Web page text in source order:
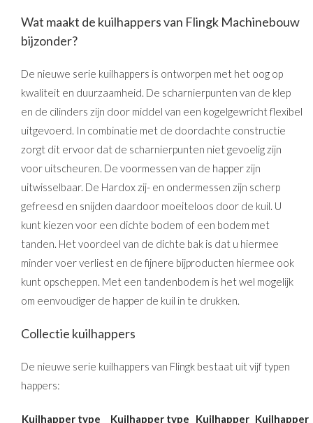
Wat maakt de kuilhappers van Flingk Machinebouw
bijzonder?
De nieuwe serie kuilhappers is ontworpen met het oog op
kwaliteit en duurzaamheid. De scharnierpunten van de klep
en de cilinders zijn door middel van een kogelgewricht flexibel
uitgevoerd. In combinatie met de doordachte constructie
zorgt dit ervoor dat de scharnierpunten niet gevoelig zijn
voor uitscheuren. De voormessen van de happer zijn
uitwisselbaar. De Hardox zij- en ondermessen zijn scherp
gefreesd en snijden daardoor moeiteloos door de kuil. U
kunt kiezen voor een dichte bodem of een bodem met
tanden. Het voordeel van de dichte bak is dat u hiermee
minder voer verliest en de fijnere bijproducten hiermee ook
kunt opscheppen. Met een tandenbodem is het wel mogelijk
om eenvoudiger de happer de kuil in te drukken.
Collectie kuilhappers
De nieuwe serie kuilhappers van Flingk bestaat uit vijf typen
happers:
Kuilhapper type
Kuilhapper type
Kuilhapper Kuilhapper